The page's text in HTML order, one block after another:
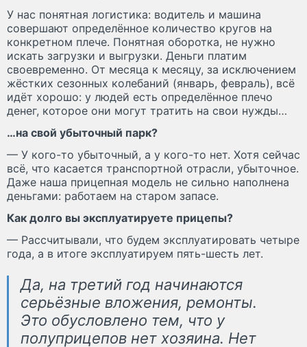
У нас понятная логистика: водитель и машина
совершают определённое количество кругов на
конкретном плече. Понятная оборотка, не нужно
искать загрузки и выгрузки. Деньги платим
своевременно. От месяца к месяцу, за исключением
жёстких сезонных колебаний (январь, февраль), всё
идёт хорошо: у людей есть определённое плечо
денег, которое они могут тратить на свои нужды…
…на свой убыточный парк?
— У кого-то убыточный, а у кого-то нет. Хотя сейчас
всё, что касается транспортной отрасли, убыточное.
Даже наша прицепная модель не сильно наполнена
деньгами: работаем на старом запасе.
Как долго вы эксплуатируете прицепы?
— Рассчитывали, что будем эксплуатировать четыре
года, а в итоге эксплуатируем пять-шесть лет.
Да, на третий год начинаются
серьёзные вложения, ремонты.
Это обусловлено тем, что у
полуприцепов нет хозяина. Нет